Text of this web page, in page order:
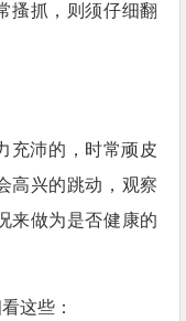
搔抓，则须仔细翻
充沛的，时常顽皮
高兴的跳动，观察
来做为是否健康的
这些：